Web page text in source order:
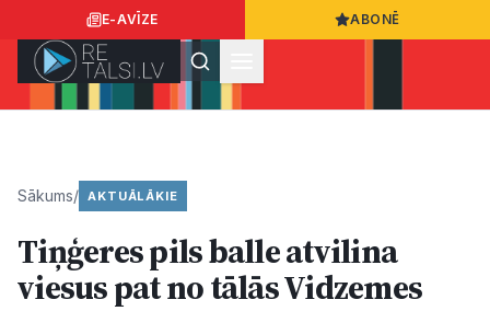
E-AVĪZE ABONĒ
Ziņas
Sākums/ AKTUĀLĀKIE
Tiņģeres pils balle atvilina
viesus pat no tālās Vidzemes